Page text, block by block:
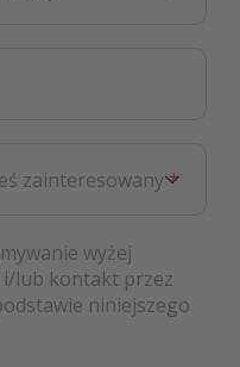
zainteresowany*
wyżej
lub kontakt przez
niniejszego